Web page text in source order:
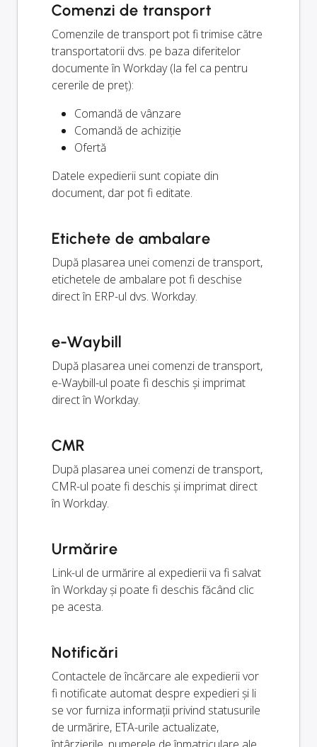
Comenzi de transport
Comenzile de transport pot fi trimise către
transportatorii dvs. pe baza diferitelor
documente în Workday (la fel ca pentru
cererile de preț):
Comandă de vânzare
Comandă de achiziție
Ofertă
Datele expedierii sunt copiate din
document, dar pot fi editate.
Etichete de ambalare
După plasarea unei comenzi de transport,
etichetele de ambalare pot fi deschise
direct în ERP-ul dvs. Workday.
e-Waybill
După plasarea unei comenzi de transport,
e-Waybill-ul poate fi deschis și imprimat
direct în Workday.
CMR
După plasarea unei comenzi de transport,
CMR-ul poate fi deschis și imprimat direct
în Workday.
Urmărire
Link-ul de urmărire al expedierii va fi salvat
în Workday și poate fi deschis făcând clic
pe acesta.
Notificări
Contactele de încărcare ale expedierii vor
fi notificate automat despre expedieri și li
se vor furniza informații privind statusurile
de urmărire, ETA-urile actualizate,